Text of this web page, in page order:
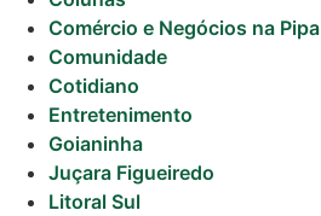
PIPA
Surf
Informações
Gerais
Comércio e Negócios na Pipa
Comunidade
Cotidiano
Entretenimento
Goianinha
Juçara Figueiredo
Litoral Sul